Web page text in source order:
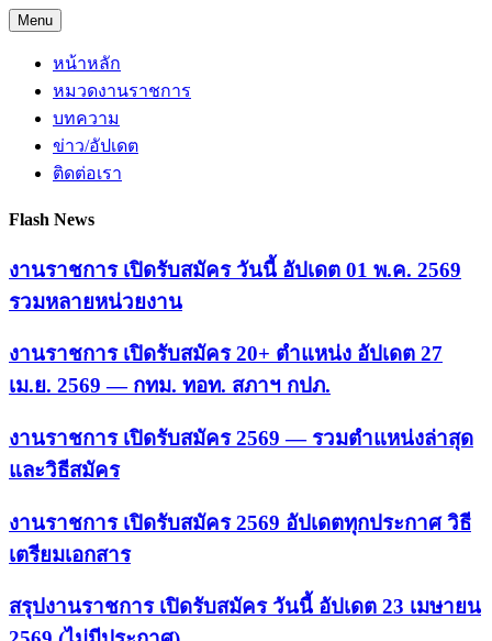
Skip
to
content
Menu
หน้าหลัก
หมวดงานราชการ
บทความ
ข่าว/อัปเดต
ติดต่อเรา
Flash News
งานราชการ เปิดรับสมัคร วันนี้ อัปเดต 01 พ.ค. 2569
รวมหลายหน่วยงาน
งานราชการ เปิดรับสมัคร 20+ ตำแหน่ง อัปเดต 27
เม.ย. 2569 — กทม. ทอท. สภาฯ กปภ.
งานราชการ เปิดรับสมัคร 2569 — รวมตำแหน่งล่าสุด
และวิธีสมัคร
งานราชการ เปิดรับสมัคร 2569 อัปเดตทุกประกาศ วิธี
เตรียมเอกสาร
สรุปงานราชการ เปิดรับสมัคร วันนี้ อัปเดต 23 เมษายน